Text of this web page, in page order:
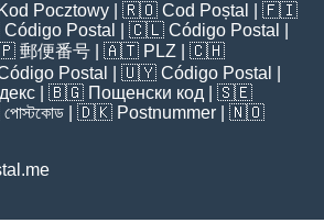
Kod Pocztowy | 🇷🇴 Cod Poștal
| 🇫🇮
Código Postal | 🇨🇱 Código Postal
郵便番号 | 🇦🇹 PLZ | 🇨🇭
Postal | 🇺🇾 Código Postal
| 🇧🇬 Пощенски код | 🇸🇪
পোস্টকোড | 🇩🇰 Postnummer | 🇳🇴